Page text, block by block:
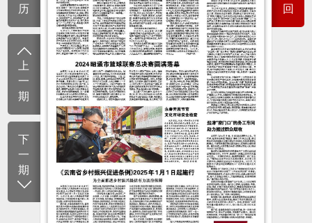
历
上
一
期
下
一
期
回